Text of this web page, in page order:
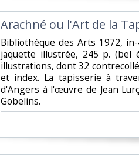
‎Arachné ou l'Art de la
‎Bibliothèque des Arts 1972,
jaquette illustrée, 245 p. (bel
illustrations, dont 32
et index. La tapisserie à
d'Angers à l'œuvre de Jean
Gobelins.‎